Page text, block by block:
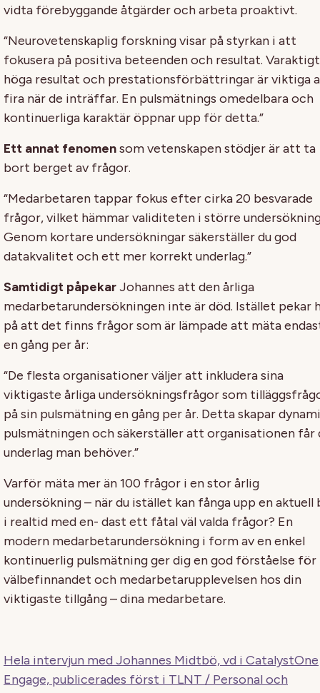
vidta förebyggande åtgärder och arbeta proaktivt.
“Neurovetenskaplig forskning visar på styrkan i att
fokusera på positiva beteenden och resultat. Varaktigt
höga resultat och prestationsförbättringar är viktiga
fira när de inträffar. En pulsmätnings omedelbara och
kontinuerliga karaktär öppnar upp för detta.”
Ett annat fenomensom vetenskapen stödjer är att ta
bort berget av frågor.
“Medarbetaren tappar fokus efter cirka 20 besvarade
frågor, vilket hämmar validiteten i större
Genom kortare undersökningar säkerställer du god
datakvalitet och ett mer korrekt underlag.”
Samtidigt påpekarJohannes att den årliga
medarbetarundersökningen inte är död. Istället pekar
på att det finns frågor som är lämpade att mäta
en gång per år:
“De flesta organisationer väljer att inkludera sina
viktigaste årliga undersökningsfrågor som
på sin pulsmätning en gång per år. Detta skapar
pulsmätningen och säkerställer att organisationen får
underlag man behöver.”
Varför mäta mer än 100 frågor i en stor årlig
undersökning – när du istället kan fånga upp en aktuell
i realtid med en- dast ett fåtal väl valda frågor? En
modern medarbetarundersökning i form av en enkel
kontinuerlig pulsmätning ger dig en god förståelse för
välbefinnandet och medarbetarupplevelsen hos din
viktigaste tillgång – dina medarbetare.
Hela intervjun med Johannes Midtbö, vd i CatalystOne
Engage, publicerades först i TLNT / Personal och